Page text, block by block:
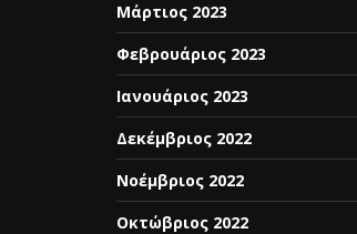
Μάρτιος 2023
Φεβρουάριος 2023
Ιανουάριος 2023
Δεκέμβριος 2022
Νοέμβριος 2022
Οκτώβριος 2022